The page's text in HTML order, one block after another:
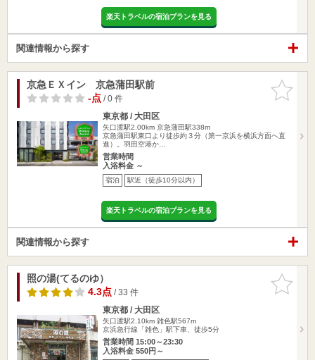
楽天トラベルの宿泊プランを見る
関連情報から探す
お気に入
りに追加
京急ＥＸイン 京急蒲田駅前
-点/ 0 件
東京都 / 大田区
矢口渡駅2.00km 京急蒲田駅338m
京急蒲田駅東口より徒歩約３分（第一京浜を横浜方面へ直
進）。羽田空港か…
営業時間
入浴料金 ～
宿泊 駅近（徒歩10分以内）
楽天トラベルの宿泊プランを見る
関連情報から探す
お気に入
りに追加
照の湯(てるのゆ）
4.3点/ 33 件
東京都 / 大田区
矢口渡駅2.10km 雑色駅567m
京浜急行線「雑色」駅下車、徒歩5分
営業時間 15:00～23:30
入浴料金 550円～